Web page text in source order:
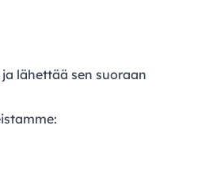
lähettää sen suoraan